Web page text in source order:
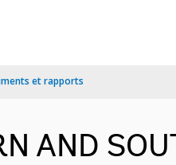
et rapports
AND